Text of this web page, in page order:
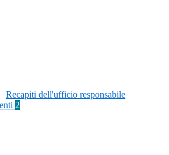
Recapiti dell'ufficio responsabile
2